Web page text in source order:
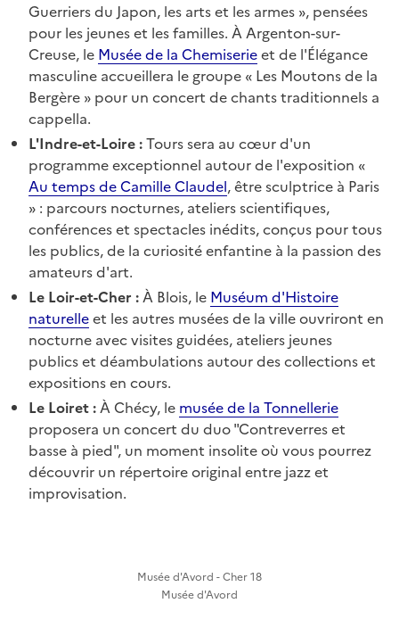
Guerriers du Japon, les arts et les armes », pensées
pour les jeunes et les familles. À Argenton-sur-
Creuse, le Musée de la Chemiserieet de l'Élégance
masculine accueillera le groupe « Les Moutons de la
Bergère » pour un concert de chants traditionnels a
cappella.
L'Indre-et-Loire :Tours sera au cœur d'un
programme exceptionnel autour de l'exposition «
Au temps de Camille Claudel, être sculptrice à Paris
» : parcours nocturnes, ateliers scientifiques,
conférences et spectacles inédits, conçus pour tous
les publics, de la curiosité enfantine à la passion des
amateurs d'art.
Le Loir-et-Cher :À Blois, le Muséum d'Histoire
naturelleet les autres musées de la ville ouvriront en
nocturne avec visites guidées, ateliers jeunes
publics et déambulations autour des collections et
expositions en cours.
Le Loiret :À Chécy, le musée de la Tonnellerie
proposera un concert du duo "Contreverres et
basse à pied", un moment insolite où vous pourrez
découvrir un répertoire original entre jazz et
improvisation.
Musée d'Avord - Cher 18
Musée d'Avord